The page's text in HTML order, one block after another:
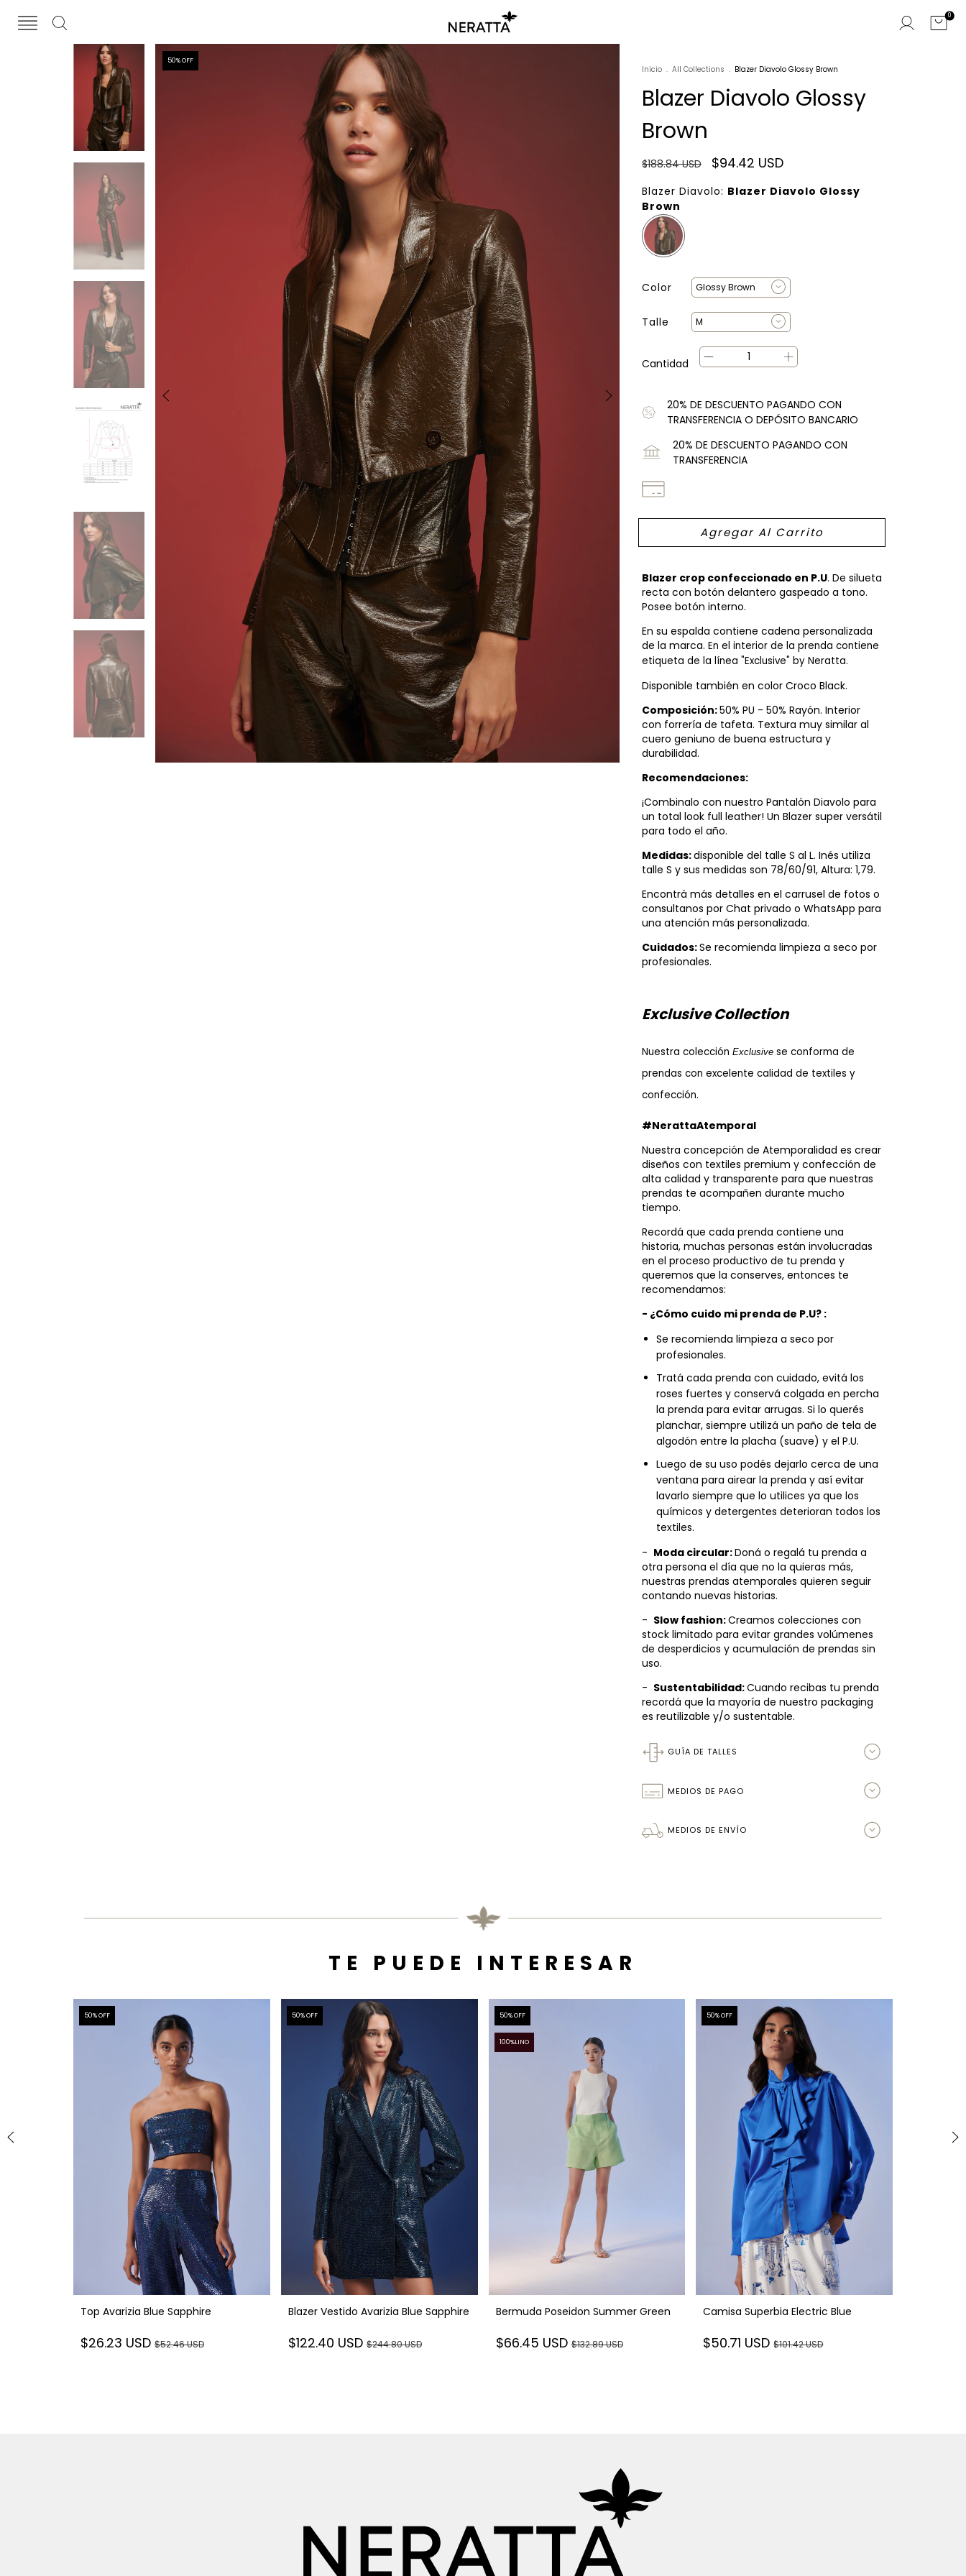
0
50% OFF
Inicio . All Collections . Blazer Diavolo Glossy Brown
Blazer Diavolo Glossy
Brown
$188.84 USD $94.42 USD
Blazer Diavolo: Blazer Diavolo Glossy
Brown
Color
Talle
Cantidad
20% DE DESCUENTO PAGANDO CON
TRANSFERENCIA O DEPÓSITO BANCARIO
20% DE DESCUENTO PAGANDO CON
TRANSFERENCIA
Blazer crop confeccionado en P.U. De silueta
recta con botón delantero gaspeado a tono.
Posee botón interno.
En su espalda contiene cadena personalizada
de la marca. En el interior de la prenda contiene
etiqueta de la línea "Exclusive" by Neratta.
Disponible también en color Croco Black.
Composición:50% PU - 50% Rayón. Interior
con forrería de tafeta. Textura muy similar al
cuero geniuno de buena estructura y
durabilidad.
Recomendaciones:
¡Combinalo con nuestro Pantalón Diavolo para
un total look full leather! Un Blazer super versátil
para todo el año.
Medidas:disponible del talle S al L. Inés utiliza
talle S y sus medidas son 78/60/91, Altura: 1,79.
Encontrá más detalles en el carrusel de fotos o
consultanos por Chat privado o WhatsApp para
una atención más personalizada.
Cuidados:Se recomienda limpieza a seco por
profesionales.
Exclusive Collection
Nuestra colección Exclusive se conforma de
prendas con excelente calidad de textiles y
confección.
#NerattaAtemporal
Nuestra concepción de Atemporalidad es crear
diseños con textiles premium y confección de
alta calidad y transparente para que nuestras
prendas te acompañen durante mucho
tiempo.
Recordá que cada prenda contiene una
historia, muchas personas están involucradas
en el proceso productivo de tu prenda y
queremos que la conserves, entonces te
recomendamos:
- ¿Cómo cuido mi prenda de P.U? :
Se recomienda limpieza a seco por
profesionales.
Tratá cada prenda con cuidado, evitá los
roses fuertes y conservá colgada en percha
la prenda para evitar arrugas. Si lo querés
planchar, siempre utilizá un paño de tela de
algodón entre la placha (suave) y el P.U.
Luego de su uso podés dejarlo cerca de una
ventana para airear la prenda y así evitar
lavarlo siempre que lo utilices ya que los
químicos y detergentes deterioran todos los
textiles.
- Moda circular:Doná o regalá tu prenda a
otra persona el día que no la quieras más,
nuestras prendas atemporales quieren seguir
contando nuevas historias.
- Slow fashion:Creamos colecciones con
stock limitado para evitar grandes volúmenes
de desperdicios y acumulación de prendas sin
uso.
- Sustentabilidad:Cuando recibas tu prenda
recordá que la mayoría de nuestro packaging
es reutilizable y/o sustentable.
GUÍA DE TALLES
MEDIOS DE PAGO
MEDIOS DE ENVÍO
TE PUEDE INTERESAR
50% OFF
Top Avarizia Blue Sapphire
$26.23 USD $52.46 USD
50% OFF
Blazer Vestido Avarizia Blue Sapphire
$122.40 USD$244.80 USD
50% OFF
100%LINO
Bermuda Poseidon Summer Green
$66.45 USD$132.89 USD
50% OFF
Camisa Superbia Electric Blue
$50.71 USD$101.42 USD